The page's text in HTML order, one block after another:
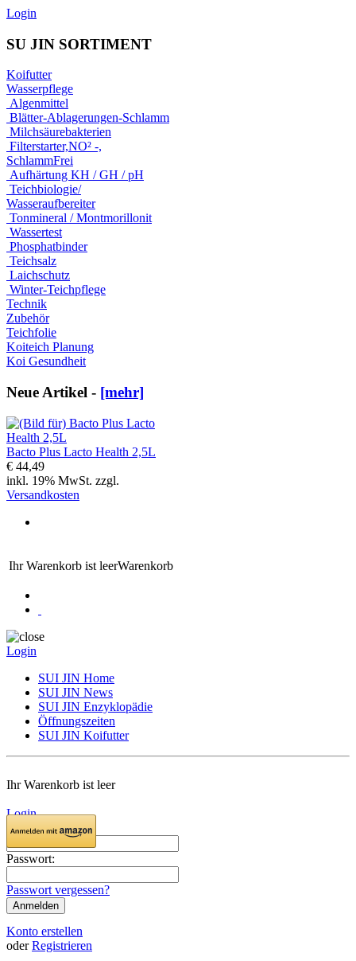
Login
SU JIN SORTIMENT
Koifutter
Wasserpflege
Algenmittel
Blätter-Ablagerungen-Schlamm
Milchsäurebakterien
Filterstarter,NO² -,
SchlammFrei
Aufhärtung KH / GH / pH
Teichbiologie/
Wasseraufbereiter
Tonmineral / Montmorillonit
Wassertest
Phosphatbinder
Teichsalz
Laichschutz
Winter-Teichpflege
Technik
Zubehör
Teichfolie
Koiteich Planung
Koi Gesundheit
Neue Artikel - [mehr]
Bacto Plus Lacto Health 2,5L
€ 44,49
inkl. 19% MwSt. zzgl.
Versandkosten
Ihr Warenkorb ist leerWarenkorb
Login
SUI JIN Home
SUI JIN News
SUI JIN Enzyklopädie
Öffnungszeiten
SUI JIN Koifutter
Ihr Warenkorb ist leer
Login
E-Mail:
Passwort:
Passwort vergessen?
Konto erstellen
oder Registrieren